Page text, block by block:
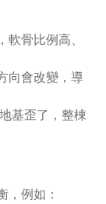
骨比例高、
向會改變，導
基歪了，整棟
，例如：